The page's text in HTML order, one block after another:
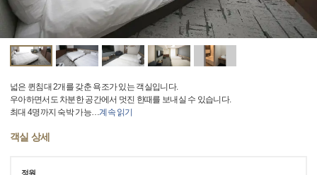
넓은 퀸침대 2개를 갖춘 욕조가 있는 객실입니다.
우아하면서도 차분한 공간에서 멋진 한때를 보내실 수 있습니다.
최대 4명까지 숙박 가능…계속 읽기
객실 상세
정원